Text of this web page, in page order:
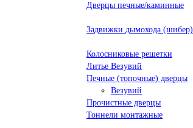
Дверцы печные/каминные
Задвижки дымохода (шибер)
Колосниковые решетки
Литье Везувий
Печные (топочные) дверцы
Везувий
Прочистные дверцы
Тоннели монтажные